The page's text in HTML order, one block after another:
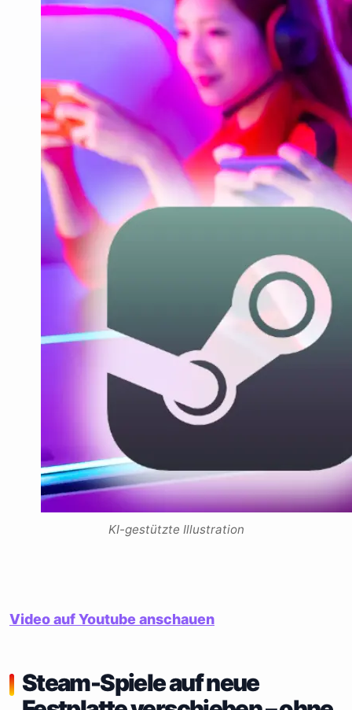
KI-gestützte Illustration
Video auf Youtube anschauen
Steam-Spiele auf neue